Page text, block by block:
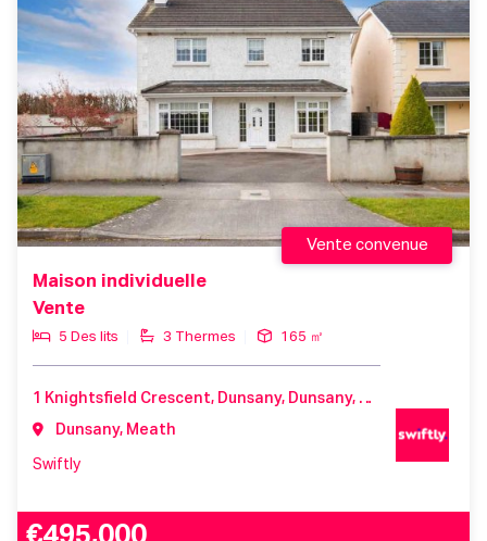
Maison individuelle
Vente
5 Des lits 3 Thermes 165 ㎡
Vente convenue
1 Knightsfield Crescent, Dunsany, Dunsany, Meath, C15 H7T8, Ireland
Dunsany, Meath
Swiftly